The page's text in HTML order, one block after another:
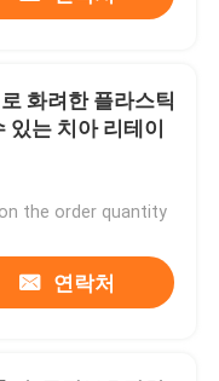
화려한 플라스틱
있는 치아 리테이
the order quantity
연락처